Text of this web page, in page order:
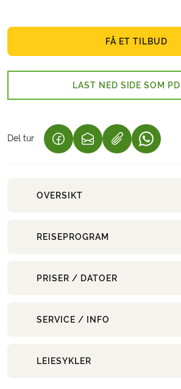
FÅ ET TILBUD
LAST NED SIDE SOM
Del tur (LENKE ÅPNES I NY FANE)
(LENKE ÅPNES I NY
(LENKE
OVERSIKT
REISEPROGRAM
PRISER / DATOER
SERVICE / INFO
LEIESYKLER